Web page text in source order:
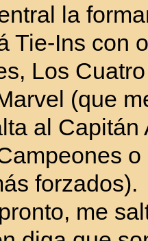
la
Tie-Ins con
Los
(que
al Capitán
forzados).
me